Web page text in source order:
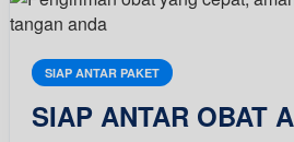
SIAP ANTAR PAKET
SIAP ANTAR OBAT